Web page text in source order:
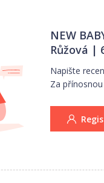
NEW
Růžová |
Napište
Za